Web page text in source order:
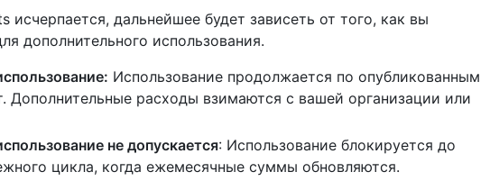
исчерпается, дальнейшее будет зависеть от того, как вы
дополнительного использования.
Использование продолжается по опубликованным
Дополнительные расходы взимаются с вашей организации или
не допускается: Использование блокируется до
цикла, когда ежемесячные суммы обновляются.